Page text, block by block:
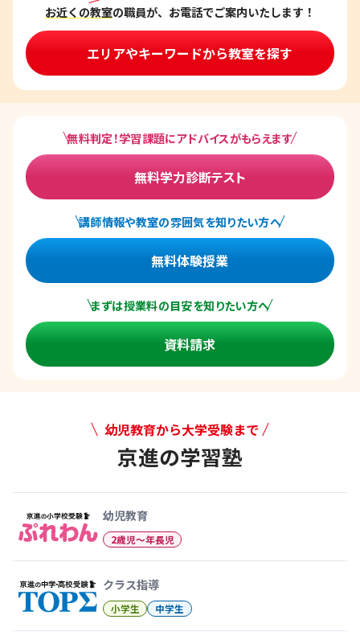
お近くの教室の職員が、お電話でご案内いたします！
エリアやキーワードから教室を探す
無料判定！学習課題にアドバイスがもらえます
無料学力診断テスト
講師情報や教室の雰囲気を知りたい方へ
無料体験授業
まずは授業料の目安を知りたい方へ
資料請求
幼児教育から大学受験まで
京進の学習塾
幼児教育
2歳児〜年長児
クラス指導
小学生 中学生